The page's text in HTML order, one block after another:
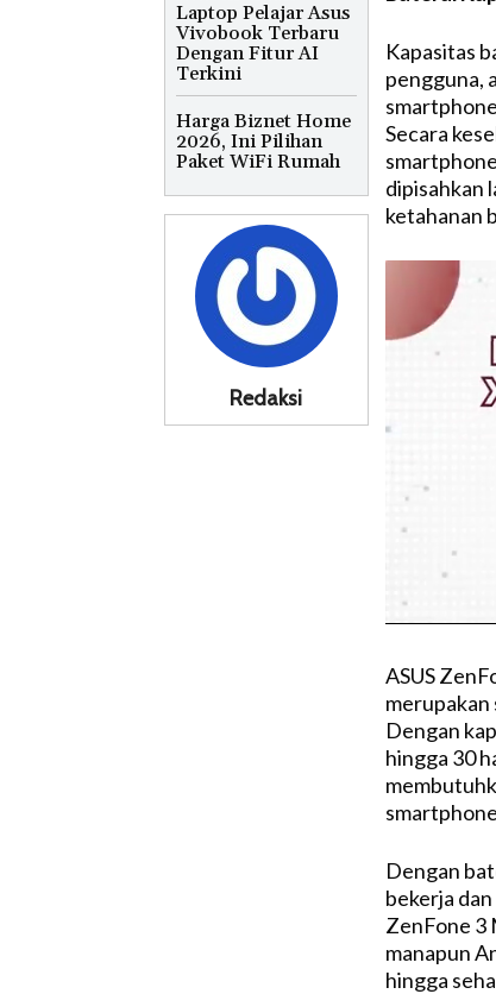
Laptop Pelajar Asus
Vivobook Terbaru
Dengan Fitur AI
Terkini
Harga Biznet Home
2026, Ini Pilihan
Paket WiFi Rumah
Redaksi
Kapasitas
pengguna,
Secara
dipisahkan
ketahanan
ASUS
merupakan
Dengan
hingga 30
Dengan
bekerja
ZenFone 3
manapun
hingga